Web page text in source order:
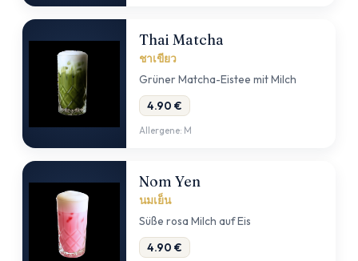
Thai Matcha
ชาเขียว
Grüner Matcha-Eistee mit Milch
4.90 €
Allergene: M
Nom Yen
นมเย็น
Süße rosa Milch auf Eis
4.90 €